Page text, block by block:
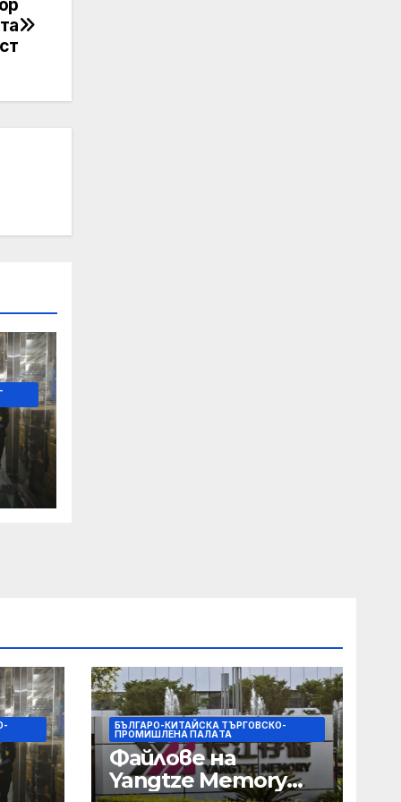
и
БЪЛГАРО-КИТАЙСКА ТЪРГОВСКО-
ПРОМИШЛЕНА ПАЛAТА
Файлове на
Yangtze Memory